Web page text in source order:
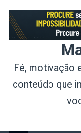
content
Fé, motivação
conteúdo que